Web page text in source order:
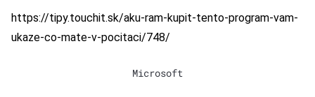
https://tipy.touchit.sk/aku-ram-kupit-tento-program-vam-
ukaze-co-mate-v-pocitaci/748/
Microsoft